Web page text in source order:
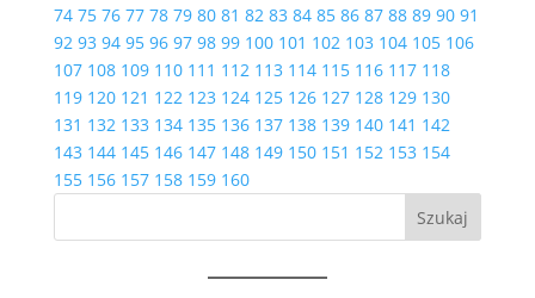
74 75 76 77 78 79 80 81 82 83 84 85 86 87 88 89 90 91
92 93 94 95 96 97 98 99 100 101 102 103 104 105 106
107 108 109 110 111 112 113 114 115 116 117 118
119 120 121 122 123 124 125 126 127 128 129 130
131 132 133 134 135 136 137 138 139 140 141 142
143 144 145 146 147 148 149 150 151 152 153 154
155 156 157 158 159 160
Szukaj